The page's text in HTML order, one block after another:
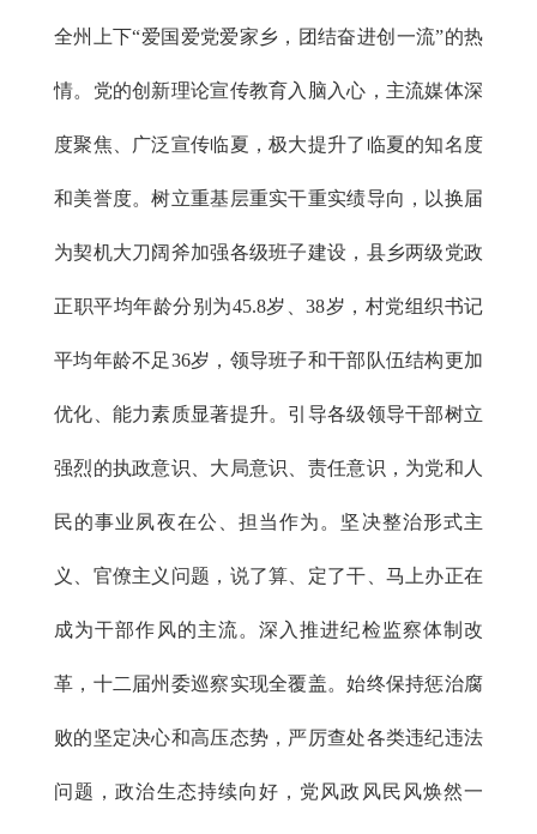
全州上下“爱国爱党爱家乡，团结奋进创一流”的热
情。党的创新理论宣传教育入脑入心，主流媒体深
度聚焦、广泛宣传临夏，极大提升了临夏的知名度
和美誉度。树立重基层重实干重实绩导向，以换届
为契机大刀阔斧加强各级班子建设，县乡两级党政
正职平均年龄分别为45.8岁、38岁，村党组织书记
平均年龄不足36岁，领导班子和干部队伍结构更加
优化、能力素质显著提升。引导各级领导干部树立
强烈的执政意识、大局意识、责任意识，为党和人
民的事业夙夜在公、担当作为。坚决整治形式主
义、官僚主义问题，说了算、定了干、马上办正在
成为干部作风的主流。深入推进纪检监察体制改
革，十二届州委巡察实现全覆盖。始终保持惩治腐
败的坚定决心和高压态势，严厉查处各类违纪违法
问题，政治生态持续向好，党风政风民风焕然一